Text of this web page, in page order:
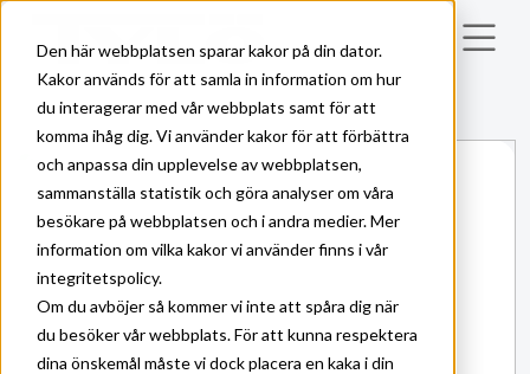
Den här webbplatsen sparar kakor på din dator.
Kakor används för att samla in information om hur
du interagerar med vår webbplats samt för att
komma ihåg dig. Vi använder kakor för att förbättra
och anpassa din upplevelse av webbplatsen,
sammanställa statistik och göra analyser om våra
besökare på webbplatsen och i andra medier. Mer
information om vilka kakor vi använder finns i vår
integritetspolicy.
Om du avböjer så kommer vi inte att spåra dig när
du besöker vår webbplats. För att kunna respektera
dina önskemål måste vi dock placera en kaka i din
Skip to main content